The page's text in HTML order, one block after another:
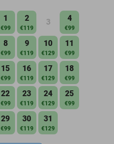
1
€99
2
€119
3 4
€99
8
€99
9
€119
10
€129
11
€99
15
€99
16
€119
17
€129
18
€99
22
€99
23
€119
24
€129
25
€99
29
€99
30
€119
31
€129